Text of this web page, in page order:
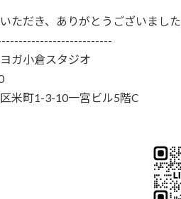
ただき、ありがとうございました
ガ小倉スタジオ
米町1-3-10一宮ビル5階C